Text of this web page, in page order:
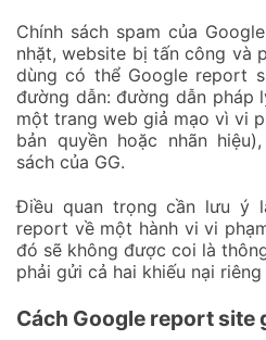
Chính sách spam của
nhặt, website bị tấn công và
dùng có thể Google report
đường dẫn: đường dẫn pháp
một trang web giả mạo vì vi
bản quyền hoặc nhãn
sách của GG.
Điều quan trọng cần lưu ý
report về một hành vi vi
đó sẽ không được coi là
phải gửi cả hai khiếu nại
Cách Google report site